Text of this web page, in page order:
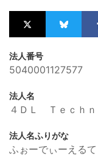
法人番号
5040001127577
法人名
４ＤＬ Ｔｅｃｈｎ
法人名ふりがな
ふぉーでぃーえる